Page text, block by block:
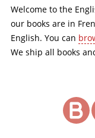
Welcome to the
our books are in
English. You can
We ship all books